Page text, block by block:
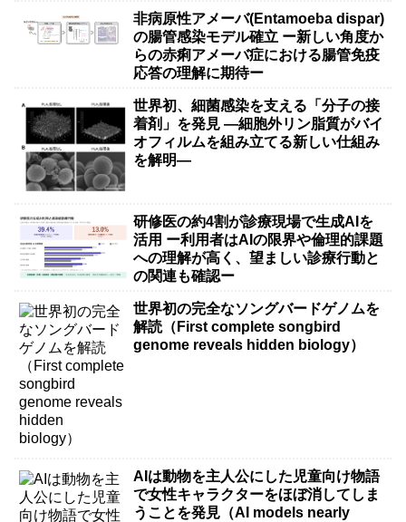
非病原性アメーバ(Entamoeba dispar)
の腸管感染モデル確立 ー新しい角度か
らの赤痢アメーバ症における腸管免疫
応答の理解に期待ー
世界初、細菌感染を支える「分子の接
着剤」を発見 ―細胞外リン脂質がバイ
オフィルムを組み立てる新しい仕組み
を解明―
研修医の約4割が診療現場で生成AIを
活用 ー利用者はAIの限界や倫理的課題
への理解が高く、望ましい診療行動と
の関連も確認ー
世界初の完全なソングバードゲノムを
解読（First complete songbird
genome reveals hidden biology）
AIは動物を主人公にした児童向け物語
で女性キャラクターをほぼ消してしま
うことを発見（AI models nearly